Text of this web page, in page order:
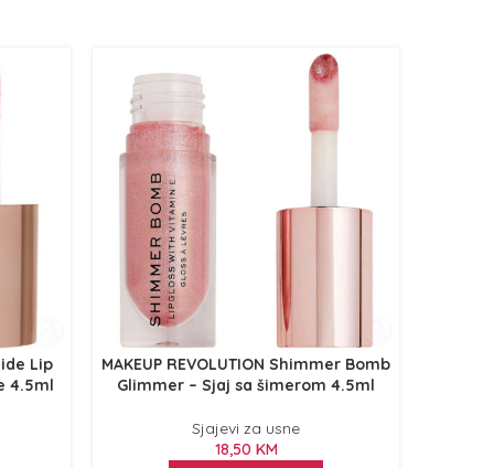
Lip
4.5ml
MAKEUP REVOLUTION Shimmer Bomb
Glimmer – Sjaj sa šimerom 4.5ml
Sjajevi za usne
18,50 KM